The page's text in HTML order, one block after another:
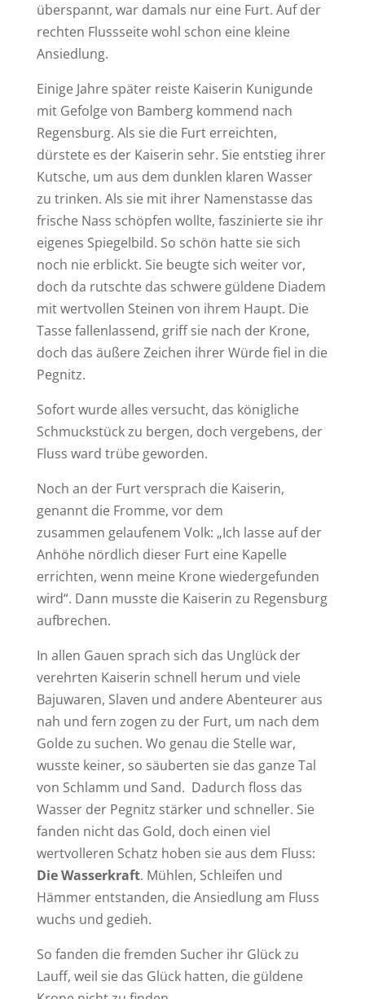
überspannt, war damals nur eine Furt. Auf der
rechten Flussseite wohl schon eine kleine
Ansiedlung.
Einige Jahre später reiste Kaiserin Kunigunde
mit Gefolge von Bamberg kommend nach
Regensburg. Als sie die Furt erreichten,
dürstete es der Kaiserin sehr. Sie entstieg ihrer
Kutsche, um aus dem dunklen klaren Wasser
zu trinken. Als sie mit ihrer Namenstasse das
frische Nass schöpfen wollte, faszinierte sie ihr
eigenes Spiegelbild. So schön hatte sie sich
noch nie erblickt. Sie beugte sich weiter vor,
doch da rutschte das schwere güldene Diadem
mit wertvollen Steinen von ihrem Haupt. Die
Tasse fallenlassend, griff sie nach der Krone,
doch das äußere Zeichen ihrer Würde fiel in die
Pegnitz.
Sofort wurde alles versucht, das königliche
Schmuckstück zu bergen, doch vergebens, der
Fluss ward trübe geworden.
Noch an der Furt versprach die Kaiserin,
genannt die Fromme, vor dem
zusammen gelaufenem Volk: „Ich lasse auf der
Anhöhe nördlich dieser Furt eine Kapelle
errichten, wenn meine Krone wiedergefunden
wird“. Dann musste die Kaiserin zu Regensburg
aufbrechen.
In allen Gauen sprach sich das Unglück der
verehrten Kaiserin schnell herum und viele
Bajuwaren, Slaven und andere Abenteurer aus
nah und fern zogen zu der Furt, um nach dem
Golde zu suchen. Wo genau die Stelle war,
wusste keiner, so säuberten sie das ganze Tal
von Schlamm und Sand. Dadurch floss das
Wasser der Pegnitz stärker und schneller. Sie
fanden nicht das Gold, doch einen viel
wertvolleren Schatz hoben sie aus dem Fluss:
Die Wasserkraft. Mühlen, Schleifen und
Hämmer entstanden, die Ansiedlung am Fluss
wuchs und gedieh.
So fanden die fremden Sucher ihr Glück zu
Lauff, weil sie das Glück hatten, die güldene